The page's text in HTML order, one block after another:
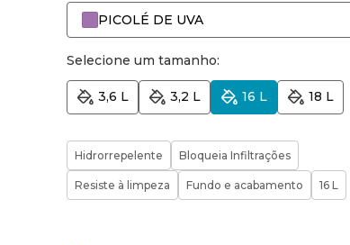
PICOLÉ DE UVA
Selecione um tamanho:
3,6 L 3,2 L 16 L 18 L
Hidrorrepelente Bloqueia Infiltrações
Resiste à limpeza Fundo e acabamento 16 L